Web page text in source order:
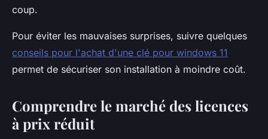
coup.
Pour éviter les mauvaises surprises, suivre quelques
conseils pour l'achat d'une clé pour windows 11
permet de sécuriser son installation à moindre coût.
Comprendre le marché des licences
à prix réduit